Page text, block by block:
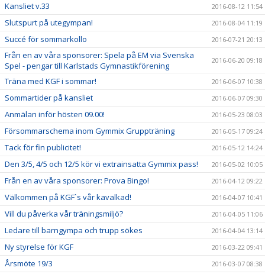
Kansliet v.33 2016-08-12 11:54
Slutspurt på utegympan! 2016-08-04 11:19
Succé för sommarkollo 2016-07-21 20:13
Från en av våra sponsorer: Spela på EM via Svenska
Spel - pengar till Karlstads Gymnastikförening
2016-06-20 09:18
Träna med KGF i sommar! 2016-06-07 10:38
Sommartider på kansliet 2016-06-07 09:30
Anmälan inför hösten 09.00! 2016-05-23 08:03
Försommarschema inom Gymmix Gruppträning 2016-05-17 09:24
Tack för fin publicitet! 2016-05-12 14:24
Den 3/5, 4/5 och 12/5 kör vi extrainsatta Gymmix pass! 2016-05-02 10:05
Från en av våra sponsorer: Prova Bingo! 2016-04-12 09:22
Välkommen på KGF`s vår kavalkad! 2016-04-07 10:41
Vill du påverka vår träningsmiljö? 2016-04-05 11:06
Ledare till barngympa och trupp sökes 2016-04-04 13:14
Ny styrelse för KGF 2016-03-22 09:41
Årsmöte 19/3 2016-03-07 08:38